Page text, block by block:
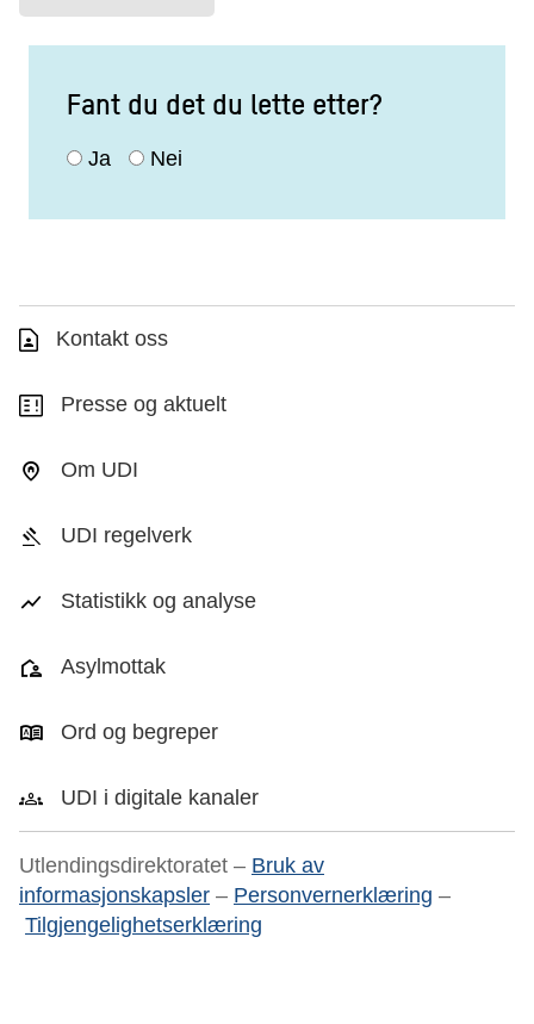
Fant du det du lette etter?
Ja Nei
Kontakt oss
Presse og aktuelt
Om UDI
UDI regelverk
Statistikk og analyse
Asylmottak
Ord og begreper
UDI i digitale kanaler
Utlendingsdirektoratet – Bruk av
informasjonskapsler – Personvernerklæring –
Tilgjengelighetserklæring